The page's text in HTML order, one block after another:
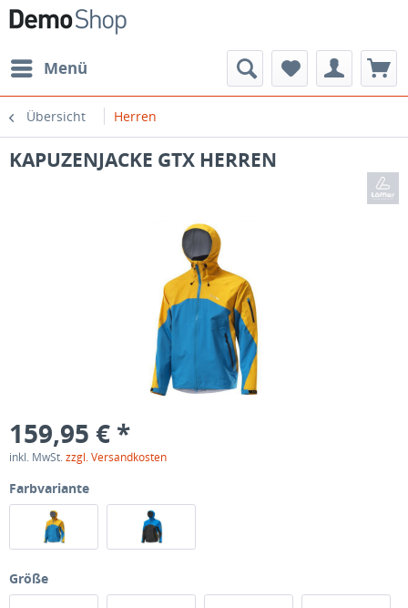
Menü
Übersicht Herren
KAPUZENJACKE GTX HERREN
159,95 € *
inkl. MwSt.zzgl. Versandkosten
Farbvariante
Größe